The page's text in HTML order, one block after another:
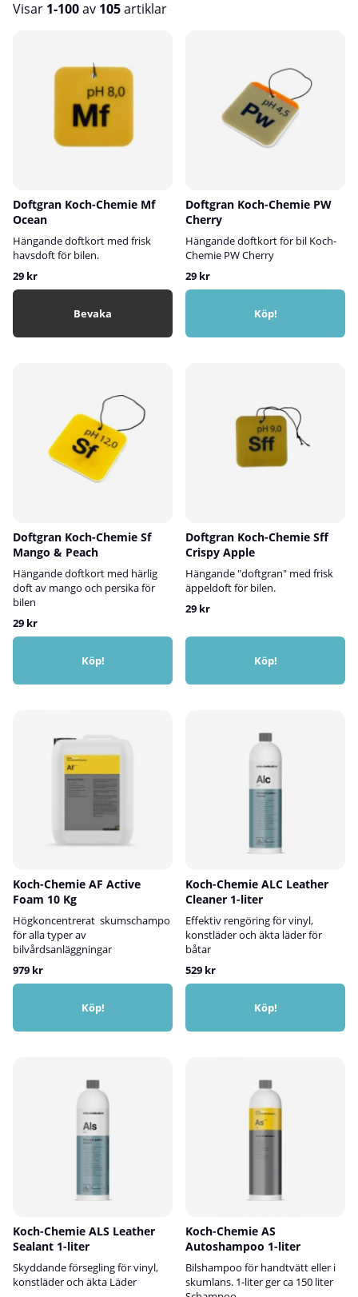
Visar 1-100av 105artiklar
Doftgran Koch-Chemie Mf
Ocean
Hängande doftkort med frisk
havsdoft för bilen.
29 kr
Bevaka
Doftgran Koch-Chemie PW
Cherry
Hängande doftkort för bil Koch-
Chemie PW Cherry
29 kr
Köp!
Doftgran Koch-Chemie Sf
Mango & Peach
Hängande doftkort med härlig
doft av mango och persika för
bilen
29 kr
Köp!
Doftgran Koch-Chemie Sff
Crispy Apple
Hängande "doftgran" med frisk
äppeldoft för bilen.
29 kr
Köp!
Koch-Chemie AF Active
Foam 10 Kg
Högkoncentrerat skumschampo
för alla typer av
bilvårdsanläggningar
979 kr
Köp!
Koch-Chemie ALC Leather
Cleaner 1-liter
Effektiv rengöring för vinyl,
konstläder och äkta läder för
båtar
529 kr
Köp!
Koch-Chemie ALS Leather
Sealant 1-liter
Skyddande försegling för vinyl,
konstläder och äkta Läder
Koch-Chemie AS
Autoshampoo 1-liter
Bilshampoo för handtvätt eller i
skumlans. 1-liter ger ca 150 liter